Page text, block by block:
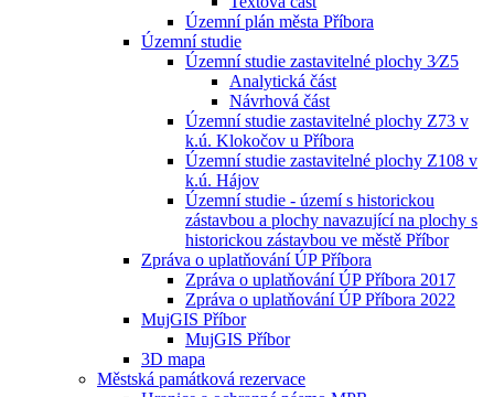
Územní plán města Příbora
Územní studie
Územní studie zastavitelné plochy 3⁄Z5
Analytická část
Návrhová část
Územní studie zastavitelné plochy Z73 v
k.ú. Klokočov u Příbora
Územní studie zastavitelné plochy Z108 v
k.ú. Hájov
Územní studie - území s historickou
zástavbou a plochy navazující na plochy s
historickou zástavbou ve městě Příbor
Zpráva o uplatňování ÚP Příbora
Zpráva o uplatňování ÚP Příbora 2017
Zpráva o uplatňování ÚP Příbora 2022
MujGIS Příbor
MujGIS Příbor
3D mapa
Městská památková rezervace